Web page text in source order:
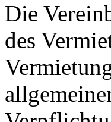
Die
des